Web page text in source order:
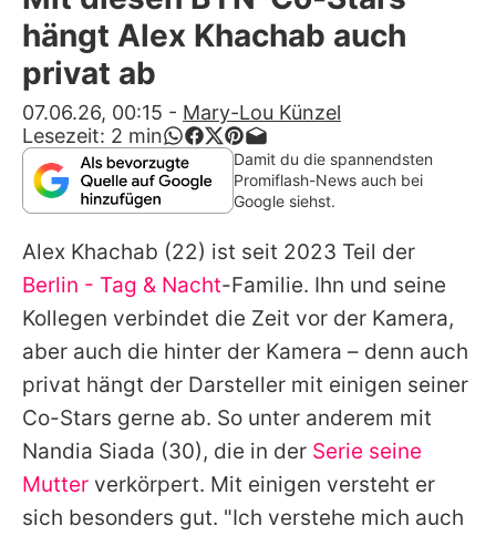
Alle Themen auf Promiflash
App runterladen
Team
Redaktionelle Richtlinien
Impressum
Datenschutzerklärung
Nutzungsbedingungen
Utiq verwalten
hängt Alex Khachab auch
privat ab
07.06.26, 00:15 - Mary-Lou Künzel
Lesezeit: 2 min
Damit du die spannendsten
Promiflash-News auch bei
Google siehst.
Alex Khachab (22) ist seit 2023 Teil der
Berlin - Tag & Nacht-Familie. Ihn und seine
Kollegen verbindet die Zeit vor der Kamera,
aber auch die hinter der Kamera – denn auch
privat hängt der Darsteller mit einigen seiner
Co-Stars gerne ab. So unter anderem mit
Nandia Siada (30), die in der Serie seine
Mutter verkörpert. Mit einigen versteht er
sich besonders gut. "Ich verstehe mich auch